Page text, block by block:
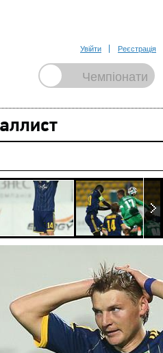
Увійти Реєстрація